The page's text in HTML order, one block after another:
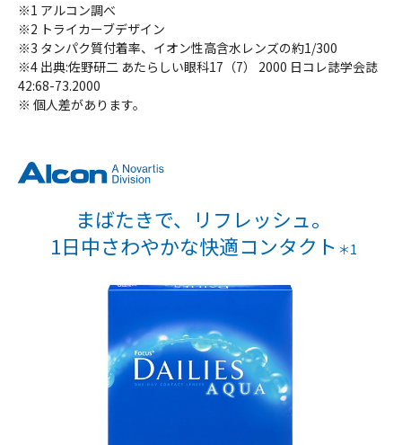
※1 アルコン調べ
※2 トライカーブデザイン
※3 タンパク質付着率、イオン性高含水レンズの約1/300
※4 出典:佐野研二 あたらしい眼科17（7） 2000 日コレ誌学会誌
42:68-73.2000
※ 個人差があります。
まばたきで、リフレッシュ。
1日中さわやかな快適コンタクト ＊1